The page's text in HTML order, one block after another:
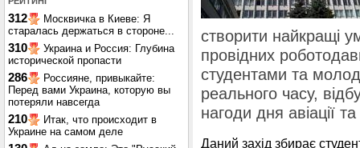
312
Москвичка в Киеве: Я
старалась держаться в стороне...
310
Украина и Россия: Глубина
исторической пропасти
286
Россияне, привыкайте:
Перед вами Украина, которую вы
потеряли навсегда
210
Итак, что происходит в
Украине на самом деле
створити найкращі
провідних
студентами та
реального часу,
нагоди дня авіації
Даний захід збирає